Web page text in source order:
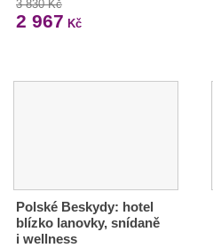
3 830 Kč
2 967 Kč
Polské Beskydy: hotel
blízko lanovky, snídaně
i wellness